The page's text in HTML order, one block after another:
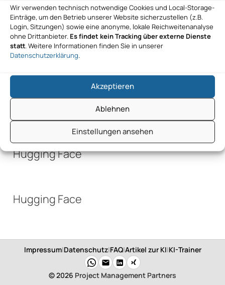
Wir verwenden technisch notwendige Cookies und Local-Storage-
Einträge, um den Betrieb unserer Website sicherzustellen (z.B.
Login, Sitzungen) sowie eine anonyme, lokale Reichweitenanalyse
ohne Drittanbieter. Es findet kein Tracking über externe Dienste
statt. Weitere Informationen finden Sie in unserer
Datenschutzerklärung.
Akzeptieren
Ablehnen
Einstellungen ansehen
Hugging Face
Hugging Face
Hugging Face
Hugging Face
Impressum|Datenschutz|FAQ|Artikel zur KI|KI-Trainer
© 2026 Project Management Partners